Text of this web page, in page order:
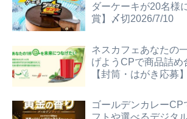
ダーケーキが20名様
賞】〆切2026/7/10
ネスカフェあなたの
げようCPで商品詰め
【封筒・はがき応募
ゴールデンカレー